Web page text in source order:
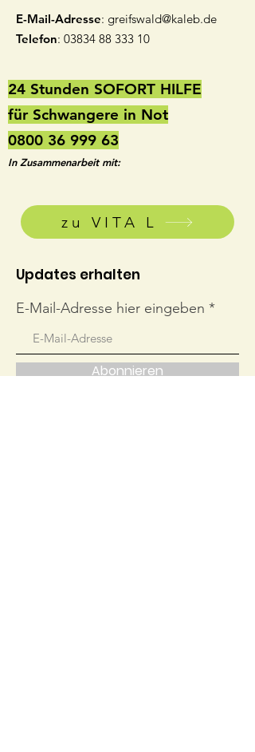
E-Mail-Adresse: greifswald@kaleb.de
Telefon: 03834 88 333 10
24 Stunden SOFORT HILFE
für Schwangere in Not
0800 36 999 63
In Zusammenarbeit mit:
zu VITA L
Updates erhalten
E-Mail-Adresse hier eingeben
Abonnieren